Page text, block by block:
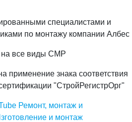
специалистами и
по монтажу компании Албес
все виды СМР
применение знака соответствия
"СтройРегистрОрг"
Ремонт, монтаж и
и монтаж